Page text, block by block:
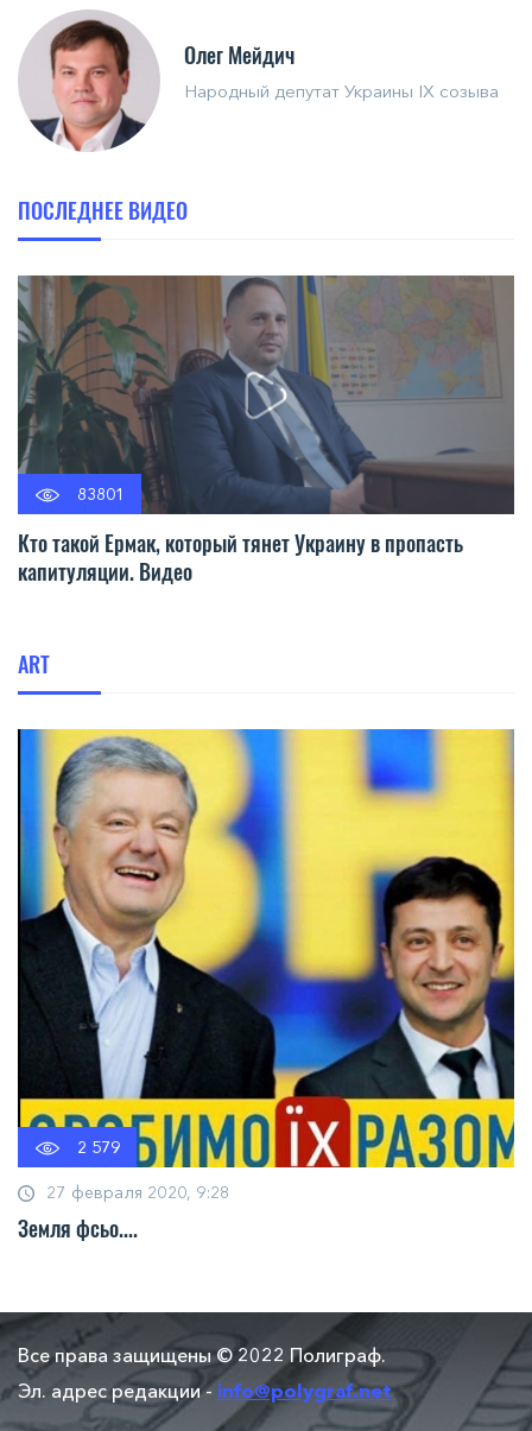
Олег Мейдич
Народный депутат Украины IX созыва
ПОСЛЕДНЕЕ ВИДЕО
83801
Кто такой Ермак, который тянет Украину в пропасть
капитуляции. Видео
ART
2 579
27 февраля 2020, 9:28
Земля фсьо....
Все права защищены © 2022 Полиграф.
Эл. адрес редакции - info@polygraf.net